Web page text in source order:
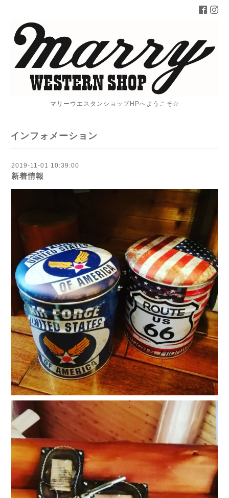
マリーウエスタンショップHPへようこそ☆
インフォメーション
2019-11-01 10:39:00
新着情報